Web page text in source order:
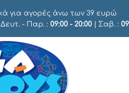
για αγορές άνω των 39 ευρώ
- Παρ. : 09:00 - 20:00 | Σαβ. :